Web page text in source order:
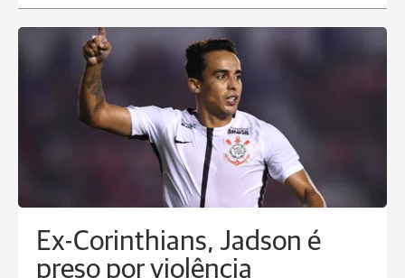
Ex-Corinthians, Jadson é
preso por violência